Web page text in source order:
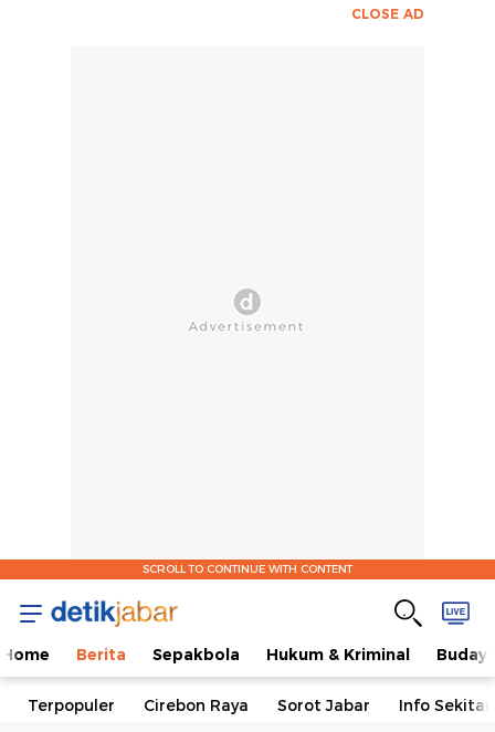
CLOSE AD
SCROLL TO CONTINUE WITH CONTENT
Home Berita Sepakbola Hukum & Kriminal
Terpopuler Cirebon Raya Sorot Jabar Info